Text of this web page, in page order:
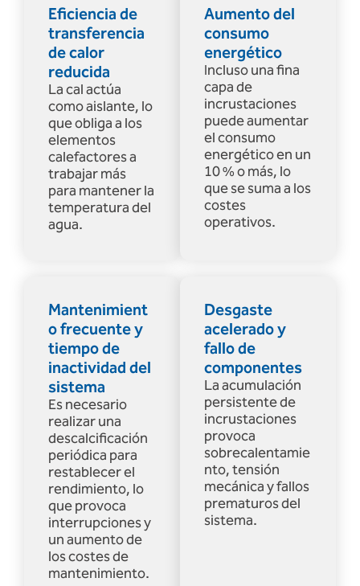
Eficiencia de
transferencia
de calor
reducida
La cal actúa
como aislante, lo
que obliga a los
elementos
calefactores a
trabajar más
para mantener la
temperatura del
agua.
Aumento del
consumo
energético
Incluso una fina
capa de
incrustaciones
puede aumentar
el consumo
energético en un
10 % o más, lo
que se suma a los
costes
operativos.
Mantenimient
o frecuente y
tiempo de
inactividad del
sistema
Es necesario
realizar una
descalcificación
periódica para
restablecer el
rendimiento, lo
que provoca
interrupciones y
un aumento de
los costes de
mantenimiento.
Desgaste
acelerado y
fallo de
componentes
La acumulación
persistente de
incrustaciones
provoca
sobrecalentamie
nto, tensión
mecánica y fallos
prematuros del
sistema.